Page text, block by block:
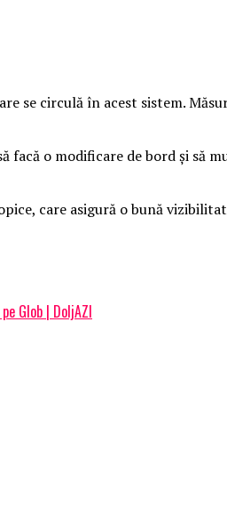
se circulă în acest sistem.
facă o modificare de bord şi să
care asigură o bună
Glob | DoljAZI